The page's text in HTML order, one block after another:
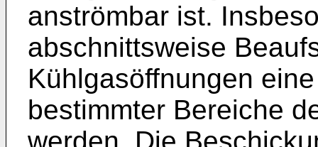
anströmbar ist.
abschnittsweise
Kühlgasöffnungen
be­stimmter Bereiche